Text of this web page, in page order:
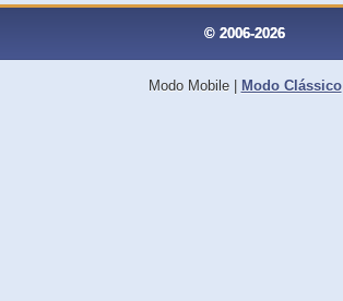
© 2006-2026
Modo Mobile| Modo Clássico